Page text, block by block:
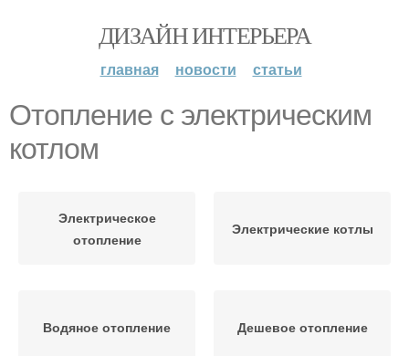
ДИЗАЙН ИНТЕРЬЕРА
главная новости статьи
Отопление с электрическим
котлом
Электрическое
отопление
Электрические котлы
Водяное отопление Дешевое отопление